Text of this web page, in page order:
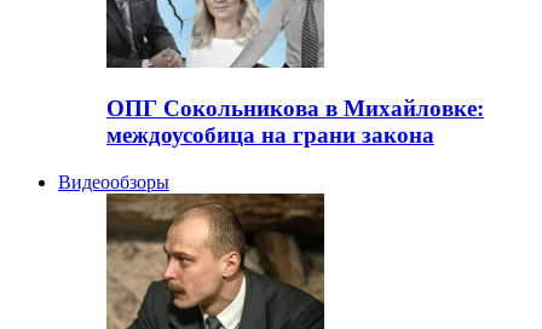
ОПГ Сокольникова в Михайловке:
междоусобица на грани закона
Видеообзоры